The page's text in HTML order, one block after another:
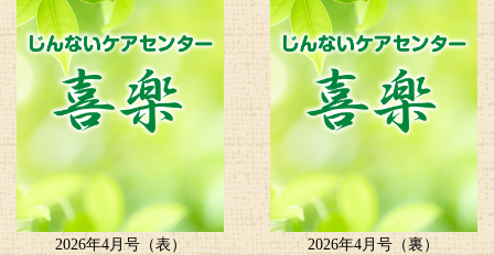
2026年4月号（表）
2026年4月号（裏）